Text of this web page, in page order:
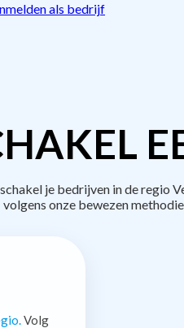
als bedrijf
je bedrijven in de regio
volgens onze bewezen
Volg